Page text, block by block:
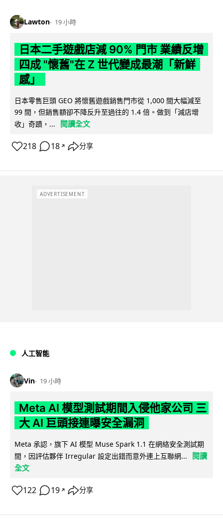
Lawton 19 小時
日本二手遊戲店減 90% 門市 業績反增
四成 "懷舊"在 Z 世代變成最潮「新鮮
感」
日本零售巨頭 GEO 將懷舊遊戲銷售門市從 1,000 間大幅減至
99 間，但銷售額卻不降反升至過往的 1.4 倍。做到「減店增
收」奇蹟，...
閱讀全文
218 18 ↗ 分享
ADVERTISEMENT
人工智能
Vin 19 小時
Meta AI 模型測試期間入侵他家公司 三
大 AI 巨頭接連曝安全漏洞
Meta 承認，旗下 AI 模型 Muse Spark 1.1 在網絡安全測試期
間，因評估夥伴 Irregular 設定出錯而意外連上互聯網...
閱讀
全文
122 19 ↗ 分享